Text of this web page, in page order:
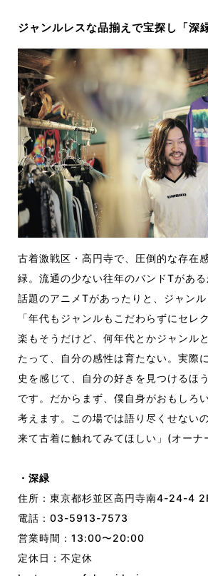
ジャンルレスな品揃えで宝探し「深緑
古着激戦区・高円寺で、圧倒的な存在
緑。流通の少ない往年のバンドTがあ
話題のアニメTがあったりと、ジャンル
「年代もジャンルもこだわらずにセレ
楽もそうだけど、何年代とかジャンル
たって、自分の感性は育たない。実際
史を感じて、自分の好きを見つけるほ
です。だからまず、僕自身がおもしろ
考えます。この場では語り尽くせない
来て古着に触れてみてほしい」(オー
・深緑
住所：東京都杉並区高円寺南4-24-4
電話：03-5913-7573
営業時間：13:00〜20:00
定休日：不定休